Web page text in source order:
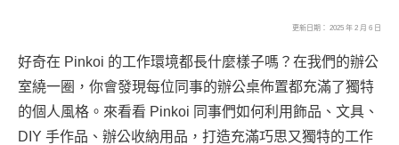
更新日期： 2025 年 2 月 6 日
好奇在 Pinkoi 的工作環境都長什麼樣子嗎？在我們的辦公
室繞一圈，你會發現每位同事的辦公桌佈置都充滿了獨特
的個人風格。來看看 Pinkoi 同事們如何利用飾品、文具、
DIY 手作品、辦公收納用品，打造充滿巧思又獨特的工作